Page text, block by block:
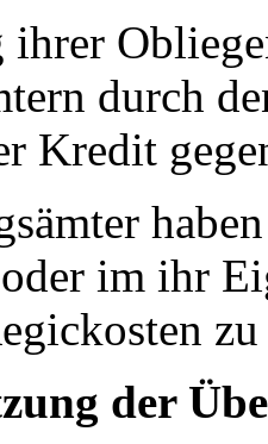
durch
Kredit
im ihr
der